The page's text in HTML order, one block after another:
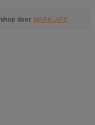
door MARK-APP